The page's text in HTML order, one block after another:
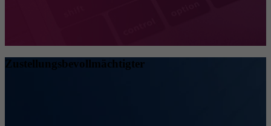
Zustellungsbevollmächtigter